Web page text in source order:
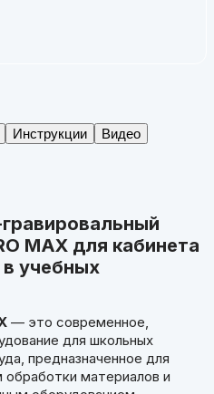
Инструкции Видео
MAX для кабинета
в учебных
— это современное,
для школьных
предназначенное для
материалов и